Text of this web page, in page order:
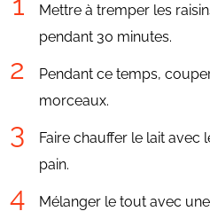
Mettre à tremper les
pendant 30 minutes.
Pendant ce temps,
morceaux.
Faire chauffer le lait avec
pain.
Mélanger le tout avec